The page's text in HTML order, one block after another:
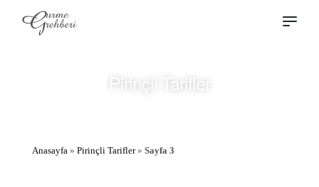
Pirinçli Tarifler
Anasayfa » Pirinçli Tarifler» Sayfa 3